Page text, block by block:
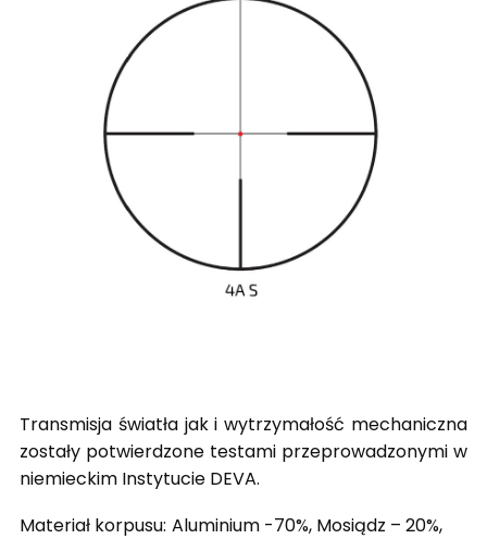
Transmisja światła jak i wytrzymałość mechaniczna
zostały potwierdzone testami przeprowadzonymi w
niemieckim Instytucie DEVA.
Materiał korpusu: Aluminium -70%, Mosiądz – 20%,